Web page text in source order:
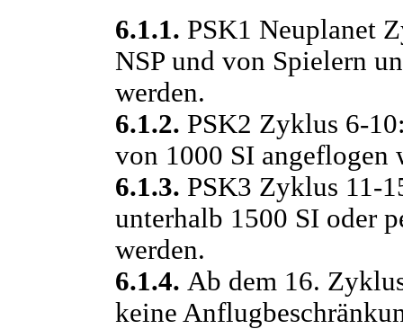
6.1.1. PSK1 Neuplanet
NSP und von Spielern
werden.
6.1.2. PSK2 Zyklus 6-
von 1000 SI angeflogen
6.1.3. PSK3 Zyklus 11-
unterhalb 1500 SI oder
werden.
6.1.4. Ab dem 16.
keine